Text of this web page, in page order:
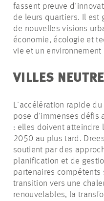
fassent preuve
de leurs quartiers. Il est
de nouvelles visions
économie, écologie et
vie et un environnement
VILLES
L'accélération rapide
pose d'immenses défis
: elles doivent atteindre
2050 au plus tard.
soutient par des
planification et de
partenaires compétents
transition vers une
renouvelables, la